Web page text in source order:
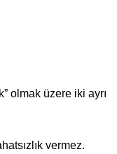
olmak üzere iki ayrı
vermez.